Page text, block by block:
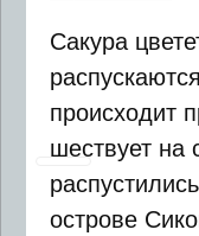
Сакура
происходит
шествует на
острове